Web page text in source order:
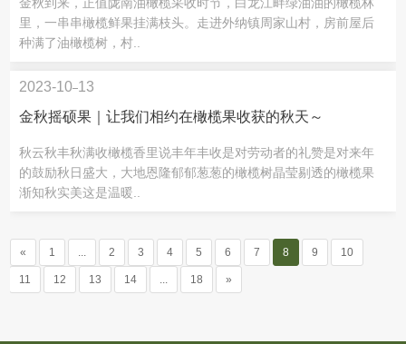
里，一串串橄榄鲜果挂满枝头。走进外纳镇周家山村，房前屋后
种满了油橄榄树，村..
13
2023-10
金秋摇硕果｜让我们相约在橄榄果收获的秋天～
秋云秋丰秋满收橄榄香里说丰年丰收是对劳动者的礼赞是对来年
的鼓励秋日盛大，大地恩隆郁郁葱葱的橄榄树晶莹剔透的橄榄果
渐知秋实美这是温暖..
« 1 2 3 4 5 6 7 8 9 10
11 12 13 14 18 »